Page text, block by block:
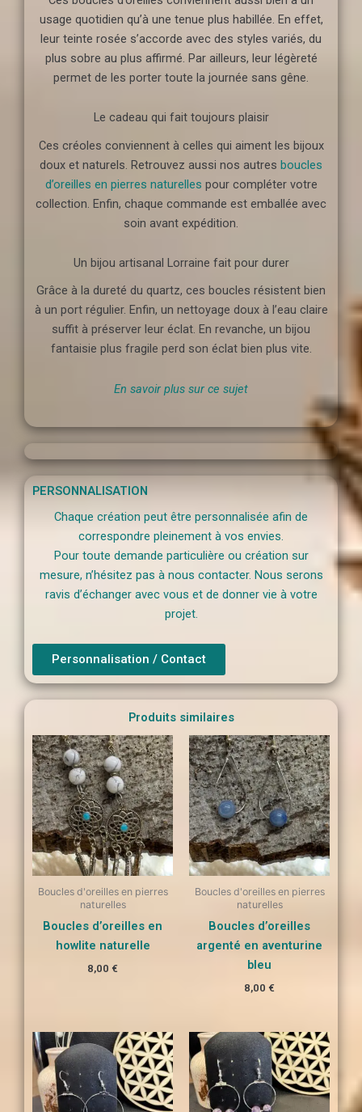
usage quotidien qu’à une tenue plus habillée. En effet,
leur teinte rosée s’accorde avec des styles variés, du
plus sobre au plus affirmé. Par ailleurs, leur légèreté
permet de les porter toute la journée sans gêne.
Le cadeau qui fait toujours plaisir
Ces créoles conviennent à celles qui aiment les bijoux
doux et naturels. Retrouvez aussi nos autres boucles
d’oreilles en pierres naturelles pour compléter votre
collection. Enfin, chaque commande est emballée avec
soin avant expédition.
Un bijou artisanal Lorraine fait pour durer
Grâce à la dureté du quartz, ces boucles résistent bien
à un port régulier. Enfin, un nettoyage doux à l’eau claire
suffit à préserver leur éclat. En revanche, un bijou
fantaisie plus fragile perd son éclat bien plus vite.
En savoir plus sur ce sujet
PERSONNALISATION
Chaque création peut être personnalisée afin de
correspondre pleinement à vos envies.
Pour toute demande particulière ou création sur
mesure, n’hésitez pas à nous contacter. Nous serons
ravis d’échanger avec vous et de donner vie à votre
projet.
Personnalisation / Contact
Produits similaires
Boucles d'oreilles en pierres
naturelles
Boucles d’oreilles en
howlite naturelle
8,00 €
Boucles d'oreilles en pierres
naturelles
Boucles d’oreilles
argenté en aventurine
bleu
8,00 €